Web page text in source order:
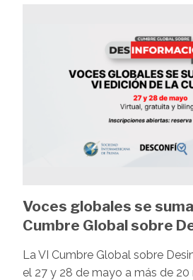
Voces globales se
Cumbre Global sobre
La VI Cumbre Global sobre
el 27 y 28 de mayo a más de 20